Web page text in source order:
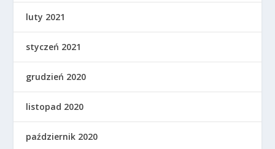
luty 2021
styczeń 2021
grudzień 2020
listopad 2020
październik 2020